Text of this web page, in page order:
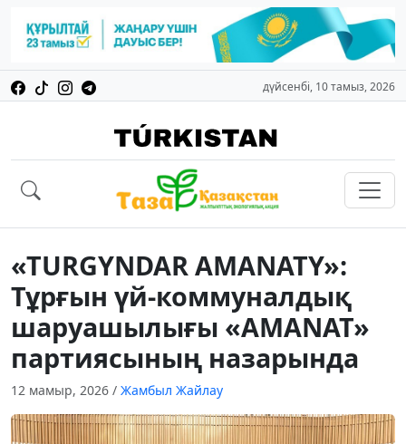
дүйсенбі, 10 тамыз, 2026
«TURGYNDAR AMANATY»:
Тұрғын үй-коммуналдық
шаруашылығы «AMANAT»
партиясының назарында
12 мамыр, 2026 / Жамбыл Жайлау